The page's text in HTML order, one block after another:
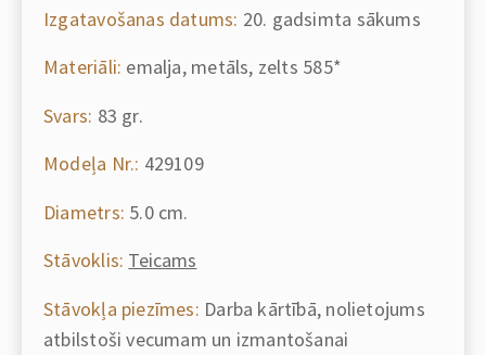
Izgatavošanas datums: 20. gadsimta sākums
Materiāli: emalja, metāls, zelts 585*
Svars: 83 gr.
Modeļa Nr.: 429109
Diametrs: 5.0 cm.
Stāvoklis: Teicams
Stāvokļa piezīmes: Darba kārtībā, nolietojums
atbilstoši vecumam un izmantošanai